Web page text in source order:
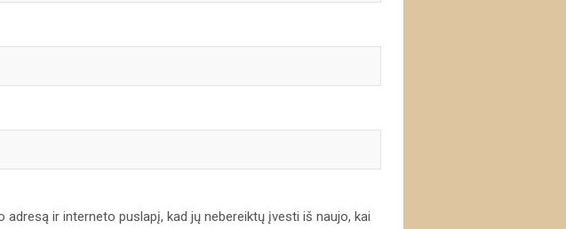
ir interneto puslapį, kad jų nebereiktų įvesti iš naujo, kai